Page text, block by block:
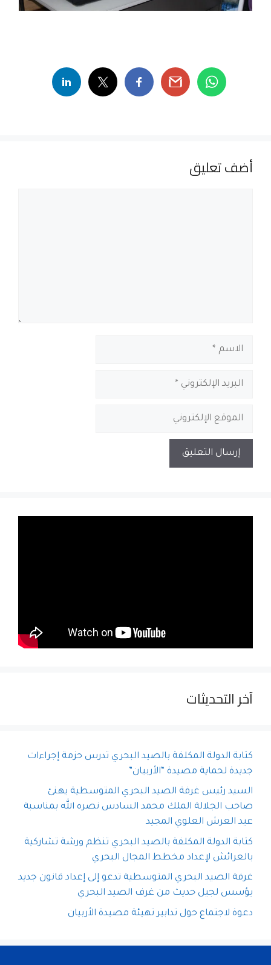
أضف تعليق
آخر التحديثات
كتابة الدولة المكلفة بالصيد البحري تدرس حزمة إجراءات
جديدة لحماية مصيدة “الأربيان”
السيد رئيس غرفة الصيد البحري المتوسطية يهنئ
صاحب الجلالة الملك محمد السادس نصره الله بمناسبة
عيد العرش العلوي المجيد
كتابة الدولة المكلفة بالصيد البحري تنظم ورشة تشاركية
بالعرائش لإعداد مخطط المجال البحري
غرفة الصيد البحري المتوسطية تدعو إلى إعداد قانون جديد
يؤسس لجيل حديث من غرف الصيد البحري
دعوة لاجتماع حول تدابير تهيئة مصيدة الأربيان